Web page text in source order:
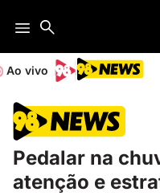
Ao vivo
Pedalar na
atenção e